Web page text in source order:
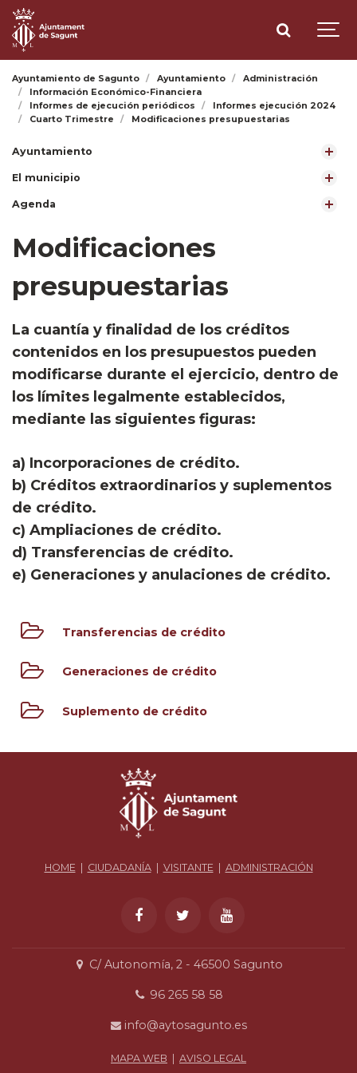
Ayuntamiento de Sagunto Ayuntamiento
Administración
Información Económico-Financiera
Informes de ejecución periódicos
Informes ejecución 2024
Cuarto Trimestre
Modificaciones presupuestarias
Ayuntamiento
El municipio
Agenda
Modificaciones
presupuestarias
​La cuantía y finalidad de los créditos
contenidos en los presupuestos pueden
modificarse durante el ejercicio, dentro de
los límites legalmente establecidos,
mediante las siguientes figuras:
a) Incorporaciones de crédito.
b) Créditos extraordinarios y suplementos
de crédito.
c) Ampliaciones de crédito.
d) Transferencias de crédito.
e) Generaciones y anulaciones de crédito.
Transferencias de crédito
Generaciones de crédito
Suplemento de crédito
HOME| CIUDADANÍA| VISITANTE| ADMINISTRACIÓN
C/ Autonomía, 2 - 46500 Sagunto
96 265 58 58
info@aytosagunto.es
MAPA WEB AVISO LEGAL